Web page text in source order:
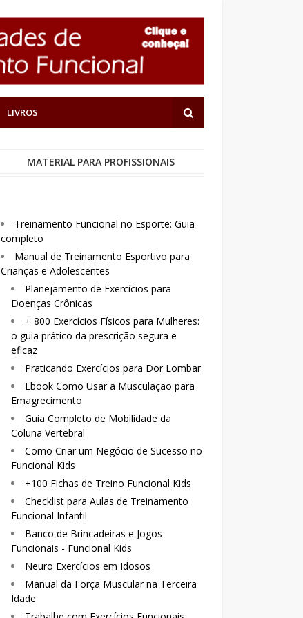
LIVROS
MATERIAL PARA PROFISSIONAIS
Treinamento Funcional no Esporte: Guia
completo
Manual de Treinamento Esportivo para
Crianças e Adolescentes
Planejamento de Exercícios para
Doenças Crônicas
+ 800 Exercícios Físicos para Mulheres:
o guia prático da prescrição segura e
eficaz
Praticando Exercícios para Dor Lombar
Ebook Como Usar a Musculação para
Emagrecimento
Guia Completo de Mobilidade da
Coluna Vertebral
Como Criar um Negócio de Sucesso no
Funcional Kids
+100 Fichas de Treino Funcional Kids
Checklist para Aulas de Treinamento
Funcional Infantil
Banco de Brincadeiras e Jogos
Funcionais - Funcional Kids
Neuro Exercícios em Idosos
Manual da Força Muscular na Terceira
Idade